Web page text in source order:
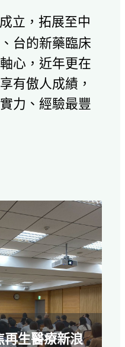
立，拓展至中
台的新藥臨床
心，近年更在
有傲人成績，
力、經驗最豐
新浪
美國